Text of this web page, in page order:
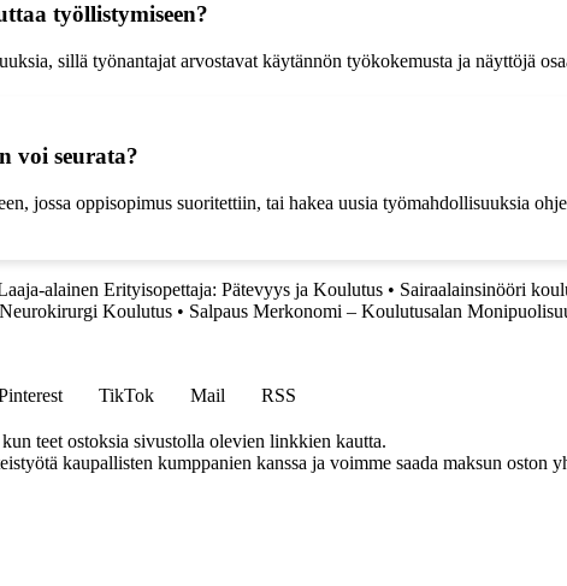
työllistymiseen?
sillä työnantajat arvostavat käytännön työkokemusta ja näyttöjä
voi seurata?
jossa oppisopimus suoritettiin, tai hakea uusia työmahdollisuuksia
alainen Erityisopettaja: Pätevyys ja Koulutus • Sairaalainsinööri
Koulutus • Salpaus Merkonomi – Koulutusalan
TikTok Mail
RSS
teet ostoksia sivustolla olevien linkkien kautta.
kaupallisten kumppanien kanssa ja voimme saada maksun oston